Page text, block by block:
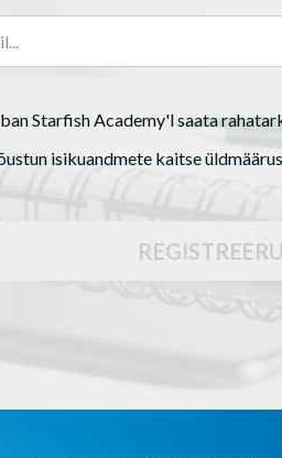
Starfish Academy'l saata
isikuandmete kaitse